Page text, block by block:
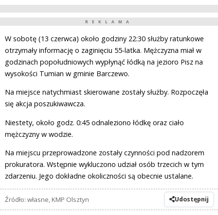
REKLAMA
W sobotę (13 czerwca) około godziny 22:30 służby ratunkowe
otrzymały informację o zaginięciu 55-latka. Mężczyzna miał w
godzinach popołudniowych wypłynąć łódką na jezioro Pisz na
wysokości Tumian w gminie Barczewo.
Na miejsce natychmiast skierowane zostały służby. Rozpoczęła
się akcja poszukiwawcza.
Niestety, około godz. 0:45 odnaleziono łódkę oraz ciało
mężczyzny w wodzie.
Na miejscu przeprowadzone zostały czynności pod nadzorem
prokuratora. Wstępnie wykluczono udział osób trzecich w tym
zdarzeniu. Jego dokładne okoliczności są obecnie ustalane.
Źródło: własne, KMP Olsztyn Udostępnij